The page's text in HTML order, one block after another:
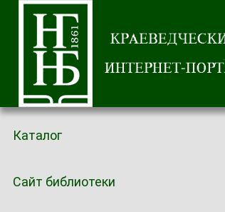
Каталог
Сайт библиотеки